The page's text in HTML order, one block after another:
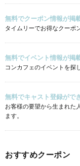
無料でクーポン情報が掲
タイムリーでお得なクーポ
無料でイベント情報が掲
コンカフェのイベントを探
無料でキャスト登録がで
お客様の要望から生まれた
ます。
おすすめクーポン